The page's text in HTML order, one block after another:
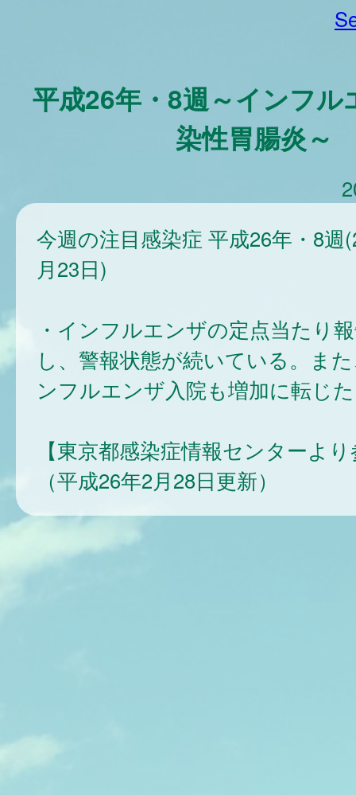
平成26年・8週～インフル
染性胃腸炎～
今週の注目感染症 平成26年・8週
月23日)
・インフルエンザの定点当たり
し、警報状態が続いている。ま
ンフルエンザ入院も増加に転じ
【東京都感染症情報センターよ
（平成26年2月28日更新）